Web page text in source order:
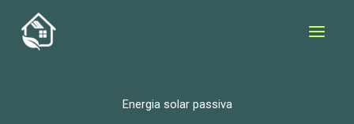
content
Energia solar passiva